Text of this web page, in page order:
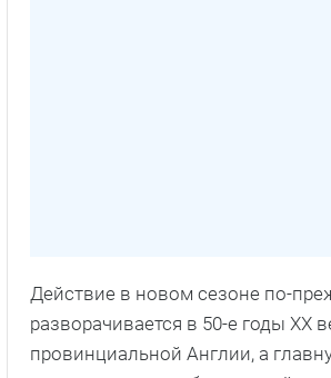
Действие в новом сезоне по-
разворачивается в 50-е годы XX
провинциальной Англии, а